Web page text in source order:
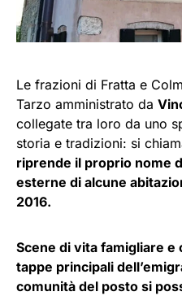
Le frazioni di Fratta e
Tarzo amministrato da
collegate tra loro da uno
storia e tradizioni: si
riprende il proprio nome
esterne di alcune
2016.
Scene di vita famigliare
tappe principali
comunità del posto si